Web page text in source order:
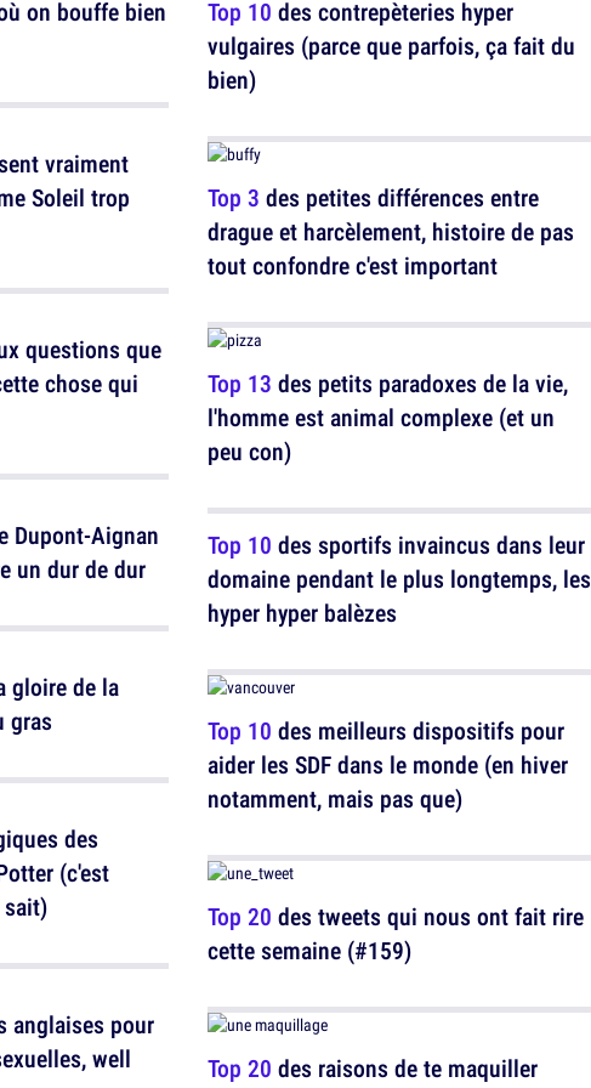
on bouffe bien
vraiment
Soleil trop
questions que
chose qui
Dupont-Aignan
un dur de dur
gloire de la
gras
des
(c'est
anglaises pour
well
Top 10 des contrepèteries hyper
vulgaires (parce que parfois, ça fait du
bien)
Top 3 des petites différences entre
drague et harcèlement, histoire de pas
tout confondre c'est important
Top 13 des petits paradoxes de la vie,
l'homme est animal complexe (et un
peu con)
Top 10 des sportifs invaincus dans leur
domaine pendant le plus longtemps, les
hyper hyper balèzes
Top 10 des meilleurs dispositifs pour
aider les SDF dans le monde (en hiver
notamment, mais pas que)
Top 20 des tweets qui nous ont fait rire
cette semaine (#159)
Top 20 des raisons de te maquiller